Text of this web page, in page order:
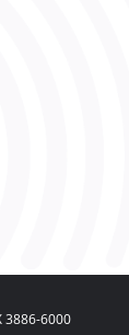
3886-6000